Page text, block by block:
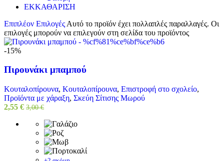
ΕΚΚΑΘΑΡΙΣΗ
Επιπλέον Επιλογές Αυτό το προϊόν έχει πολλαπλές παραλλαγές. Οι
επιλογές μπορούν να επιλεγούν στη σελίδα του προϊόντος
-15%
Πιρουνάκι μπαμπού
Κουταλοπίρουνα, Κουταλοπίρουνα, Επιστροφή στο σχολείο,
Προϊόντα με χάραξη, Σκεύη Σίτισης Μωρού
2,55 € 3,00€